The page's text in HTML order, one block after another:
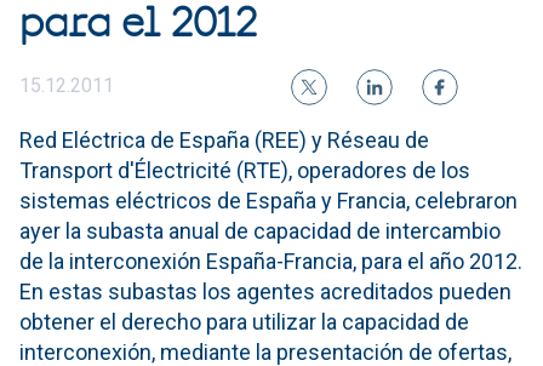
para el 2012
15.12.2011
Red Eléctrica de España (REE) y Réseau de
Transport d'Électricité (RTE), operadores de los
sistemas eléctricos de España y Francia, celebraron
ayer la subasta anual de capacidad de intercambio
de la interconexión España-Francia, para el año 2012.
En estas subastas los agentes acreditados pueden
obtener el derecho para utilizar la capacidad de
interconexión, mediante la presentación de ofertas,